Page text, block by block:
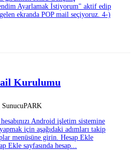
Ayarlamak İstiyorum" aktif edip
ekranda POP mail seçiyoruz. 4-)
Kurulumu
SunucuPARK
Android işletim sistemine
için aşağıdaki adımları takip
menüsüne girin. Hesap Ekle
Ekle sayfasında hesap...